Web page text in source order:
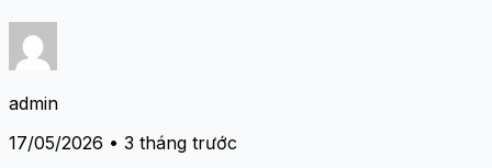
admin
17/05/2026 • 3 tháng trước